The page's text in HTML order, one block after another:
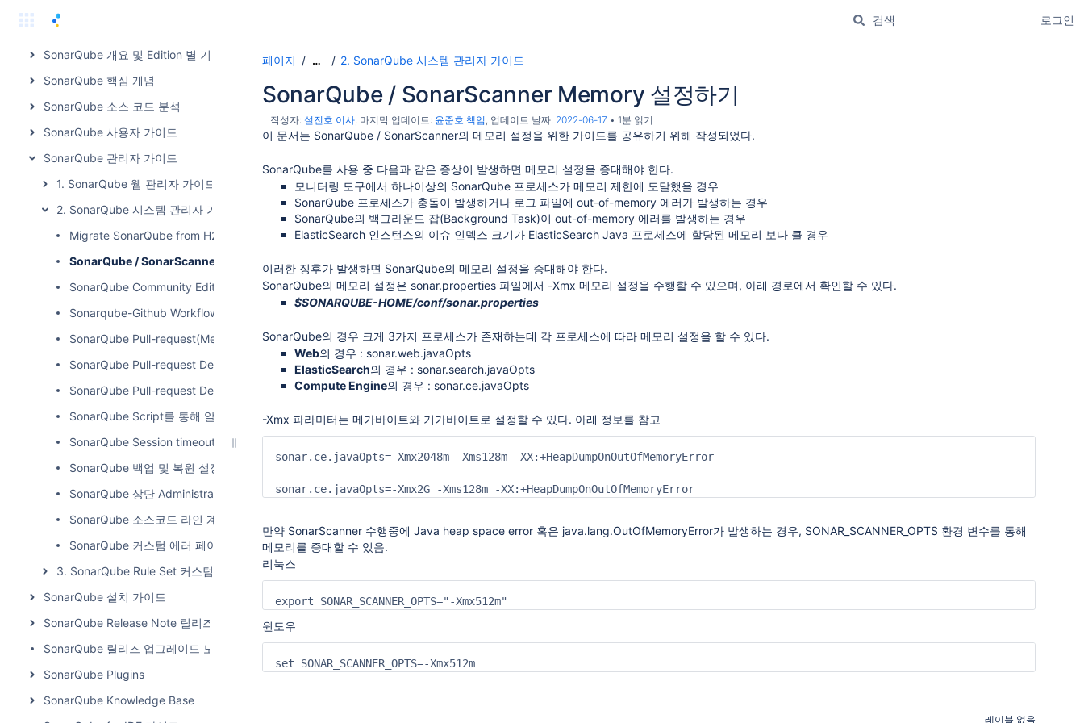
로그인
SonarQube 소개
SonarQube 개요 및 Edition 별 기능 비교
SonarQube 핵심 개념
SonarQube 소스 코드 분석
SonarQube 사용자 가이드
SonarQube 관리자 가이드
1. SonarQube 웹 관리자 가이드
2. SonarQube 시스템 관리자 가이드
Migrate SonarQube from H2 to another database
SonarQube / SonarScanner Memory 설정하기
SonarQube Community Edition -> Developer/Enterprise Edition으로 업그레이드 하기
Sonarqube-Github Workflow에 Sonarscanner 작업 만들기
SonarQube Pull-request(Merge-request) Decoration (GitLab, Jenkins Integration)
SonarQube Pull-request Decoration (GitHub Integration)
SonarQube Pull-request Decoration (Gitlab Integration)
SonarQube Script를 통해 알람메일 보내기
SonarQube Session timeout 설정
SonarQube 백업 및 복원 설정하기
SonarQube 상단 Administration 메뉴 제거
SonarQube 소스코드 라인 계산기
SonarQube 커스텀 에러 페이지 설정
3. SonarQube Rule Set 커스텀 가이드
SonarQube 설치 가이드
SonarQube Release Note 릴리즈 노트
SonarQube 릴리즈 업그레이드 노트
SonarQube Plugins
SonarQube Knowledge Base
페이지 … 2. SonarQube 시스템 관리자 가이드
SonarQube / SonarScanner Memory 설정하기
작성자: 설진호 이사, 마지막 업데이트: 윤준호 책임, 업데이트 날짜: 2022-06-17 1분 읽기
이 문서는 SonarQube / SonarScanner의 메모리 설정을 위한 가이드를 공유하기 위해 작성되었다.
SonarQube를 사용 중 다음과 같은 증상이 발생하면 메모리 설정을 증대해야 한다.
모니터링 도구에서 하나이상의 SonarQube 프로세스가 메모리 제한에 도달했을 경우
SonarQube 프로세스가 충돌이 발생하거나 로그 파일에 out-of-memory 에러가 발생하는 경우
SonarQube의 백그라운드 잡(Background Task)이 out-of-memory 에러를 발생하는 경우
ElasticSearch 인스턴스의 이슈 인덱스 크기가 ElasticSearch Java 프로세스에 할당된 메모리 보다 클 경우
이러한 징후가 발생하면 SonarQube의 메모리 설정을 증대해야 한다.
SonarQube의 메모리 설정은 sonar.properties 파일에서 -Xmx 메모리 설정을 수행할 수 있으며, 아래 경로에서 확인할 수 있다.
$SONARQUBE-HOME/conf/sonar.properties
SonarQube의 경우 크게 3가지 프로세스가 존재하는데 각 프로세스에 따라 메모리 설정을 할 수 있다.
Web의 경우 : sonar.web.javaOpts
ElasticSearch의 경우 : sonar.search.javaOpts
Compute Engine의 경우 : sonar.ce.javaOpts
-Xmx 파라미터는 메가바이트와 기가바이트로 설정할 수 있다. 아래 정보를 참고
sonar.ce.javaOpts=-Xmx2048m -Xms128m -XX:+HeapDumpOnOutOfMemoryError
sonar.ce.javaOpts=-Xmx2G -Xms128m -XX:+HeapDumpOnOutOfMemoryError
만약 SonarScanner 수행중에 Java heap space error 혹은 java.lang.OutOfMemoryError가 발생하는 경우, SONAR_SCANNER_OPTS 환경 변수를 통해
메모리를 증대할 수 있음.
리눅스
export SONAR_SCANNER_OPTS="-Xmx512m"
윈도우
set SONAR_SCANNER_OPTS=-Xmx512m
레이블 없음